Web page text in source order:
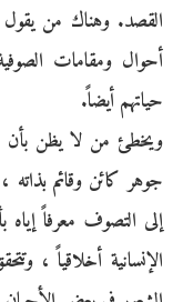
القصد. وهناك من
أحوال ومقامات
حياتهم أيضاً.
ويخطئ من لا يظن بأن
جوهر كائن وقائم بذاته ،
إلى التصوف معرفاً إياه
الإنسانية أخلاقياً ،